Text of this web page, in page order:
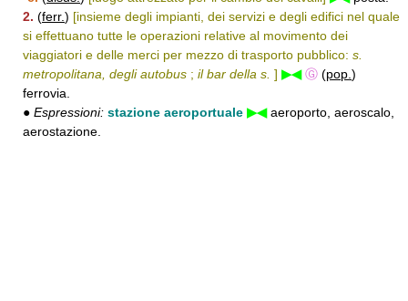
2. (ferr.) [insieme degli impianti, dei servizi e degli edifici nel quale
si effettuano tutte le operazioni relative al movimento dei
viaggiatori e delle merci per mezzo di trasporto pubblico: s.
metropolitana, degli autobus ; il bar della s. ] ▶◀ Ⓖ (pop. )
ferrovia.
● Espressioni: stazione aeroportuale ▶◀aeroporto, aeroscalo,
aerostazione.